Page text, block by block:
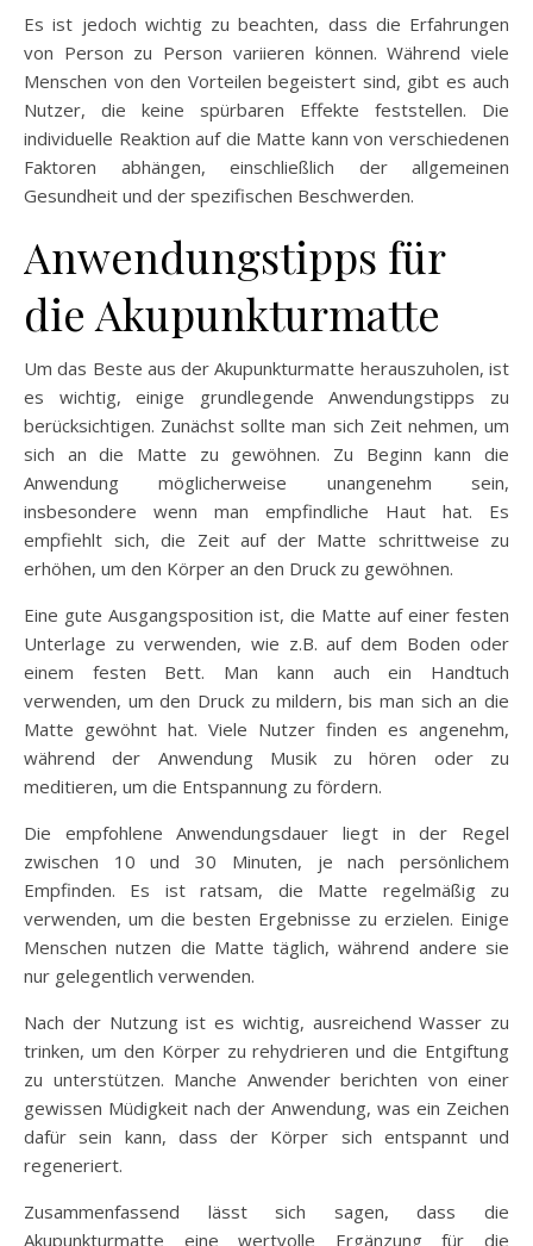
Es ist jedoch wichtig zu beachten, dass die Erfahrungen
von Person zu Person variieren können. Während viele
Menschen von den Vorteilen begeistert sind, gibt es auch
Nutzer, die keine spürbaren Effekte feststellen. Die
individuelle Reaktion auf die Matte kann von verschiedenen
Faktoren abhängen, einschließlich der allgemeinen
Gesundheit und der spezifischen Beschwerden.
Anwendungstipps für
die Akupunkturmatte
Um das Beste aus der Akupunkturmatte herauszuholen, ist
es wichtig, einige grundlegende Anwendungstipps zu
berücksichtigen. Zunächst sollte man sich Zeit nehmen, um
sich an die Matte zu gewöhnen. Zu Beginn kann die
Anwendung möglicherweise unangenehm sein,
insbesondere wenn man empfindliche Haut hat. Es
empfiehlt sich, die Zeit auf der Matte schrittweise zu
erhöhen, um den Körper an den Druck zu gewöhnen.
Eine gute Ausgangsposition ist, die Matte auf einer festen
Unterlage zu verwenden, wie z.B. auf dem Boden oder
einem festen Bett. Man kann auch ein Handtuch
verwenden, um den Druck zu mildern, bis man sich an die
Matte gewöhnt hat. Viele Nutzer finden es angenehm,
während der Anwendung Musik zu hören oder zu
meditieren, um die Entspannung zu fördern.
Die empfohlene Anwendungsdauer liegt in der Regel
zwischen 10 und 30 Minuten, je nach persönlichem
Empfinden. Es ist ratsam, die Matte regelmäßig zu
verwenden, um die besten Ergebnisse zu erzielen. Einige
Menschen nutzen die Matte täglich, während andere sie
nur gelegentlich verwenden.
Nach der Nutzung ist es wichtig, ausreichend Wasser zu
trinken, um den Körper zu rehydrieren und die Entgiftung
zu unterstützen. Manche Anwender berichten von einer
gewissen Müdigkeit nach der Anwendung, was ein Zeichen
dafür sein kann, dass der Körper sich entspannt und
regeneriert.
Zusammenfassend lässt sich sagen, dass die
Akupunkturmatte eine wertvolle Ergänzung für die